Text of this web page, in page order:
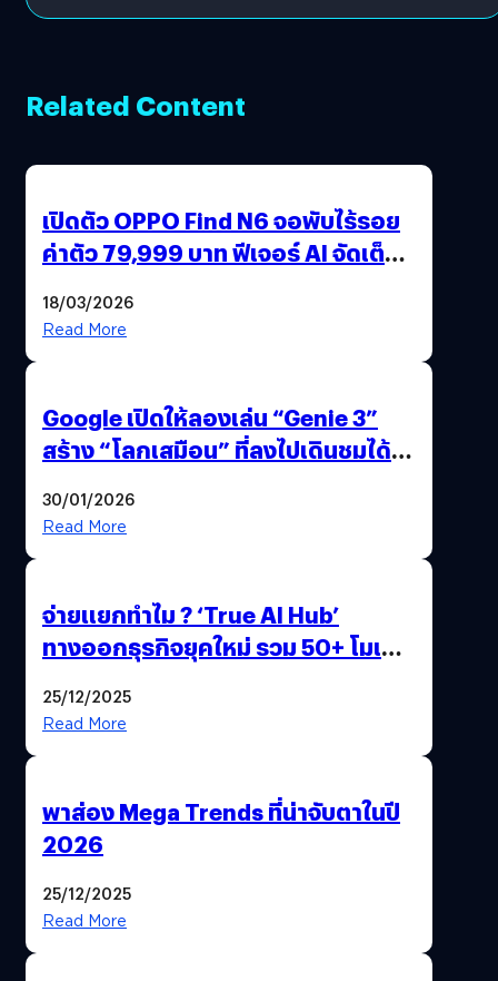
Related Content
เปิดตัว OPPO Find N6 จอพับไร้รอย
ค่าตัว 79,999 บาท ฟีเจอร์ AI จัดเต็ม
18/03/2026
Read More
Google เปิดให้ลองเล่น “Genie 3”
สร้าง “โลกเสมือน” ที่ลงไปเดินชมได้
30/01/2026
Read More
จ่ายแยกทำไม ? ‘True AI Hub’
ทางออกธุรกิจยุคใหม่ รวม 50+ โมเดล
25/12/2025
Read More
พาส่อง Mega Trends ที่น่าจับตาในปี
2026
25/12/2025
Read More